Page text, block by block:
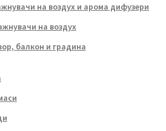
на воздух и арома дифузери
на воздух
балкон и градина